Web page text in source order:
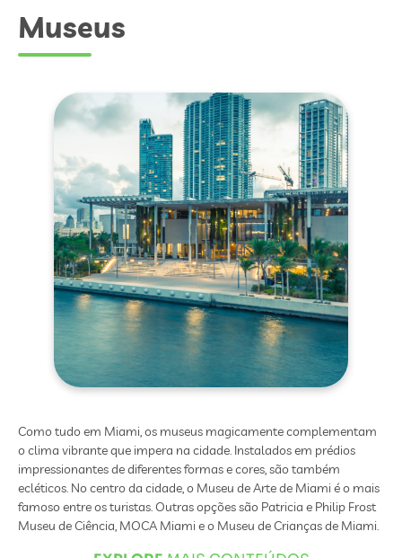
Museus
Como tudo em Miami, os museus magicamente complementam
o clima vibrante que impera na cidade. Instalados em prédios
impressionantes de diferentes formas e cores, são também
ecléticos. No centro da cidade, o Museu de Arte de Miami é o mais
famoso entre os turistas. Outras opções são Patricia e Philip Frost
Museu de Ciência, MOCA Miami e o Museu de Crianças de Miami.